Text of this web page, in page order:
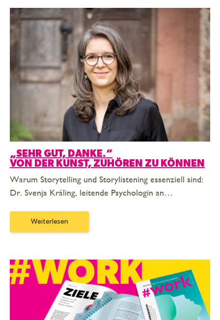
„SEHR GUT, DANKE.“
VON DER KUNST, ZUHÖREN ZU KÖNNEN
Warum Storytelling und Storylistening essenziell sind:
Dr. Svenja Kräling, leitende Psychologin an…
Weiterlesen